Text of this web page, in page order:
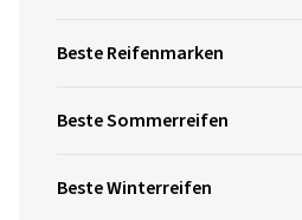
Beste Reifenmarken
Beste Sommerreifen
Beste Winterreifen